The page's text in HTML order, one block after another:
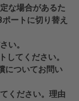
な場合があるた
ートに切り替え
い。
してください。
についてお問い
ください。理由